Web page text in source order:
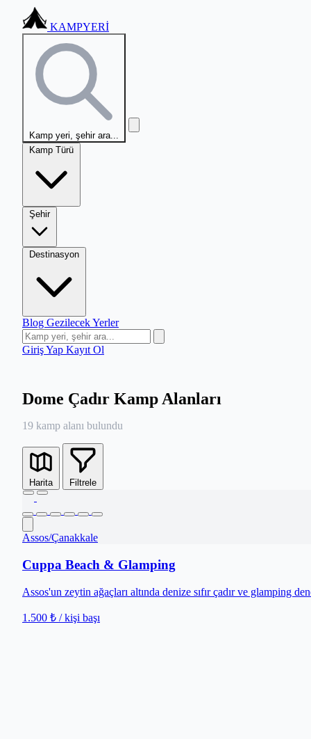
KAMPYERİ
Kamp yeri, şehir ara...
Kamp Türü
Şehir
Destinasyon
Blog Gezilecek Yerler
Giriş Yap Kayıt Ol
Dome Çadır Kamp Alanları
19 kamp alanı bulundu
Harita Filtrele
Assos/Çanakkale
Cuppa Beach & Glamping
Assos'un zeytin ağaçları altında denize sıfır çadır ve glamping
1.500 ₺ / kişi başı